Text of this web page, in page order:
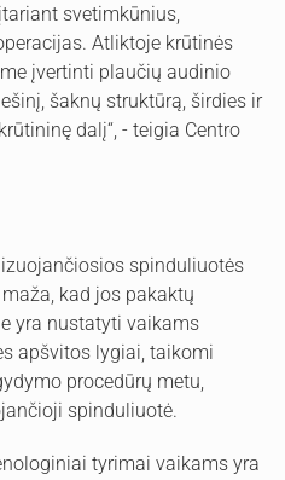
svetimkūnius,
Atliktoje krūtinės
įvertinti plaučių audinio
šaknų struktūrą, širdies ir
dalį“, - teigia Centro
spinduliuotės
kad jos pakaktų
yra nustatyti vaikams
apšvitos lygiai, taikomi
procedūrų metu,
spinduliuotė.
tyrimai vaikams yra